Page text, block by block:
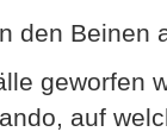
den Beinen
geworfen
auf